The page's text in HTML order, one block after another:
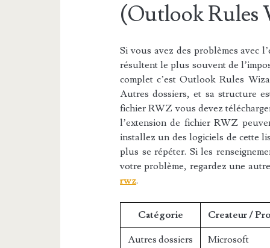
(Outlook Rules
Si vous avez des problèmes avec
résultent le plus souvent de
complet c’est Outlook Rules
Autres dossiers, et sa structure
fichier RWZ vous devez
l’extension de fichier RWZ
installez un des logiciels de cette
plus se répéter. Si les
votre problème, regardez une
rwz.
Catégorie Createur /
Autres dossiers Microsoft